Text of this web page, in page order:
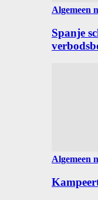
Algemeen
Spanje
Algemeen